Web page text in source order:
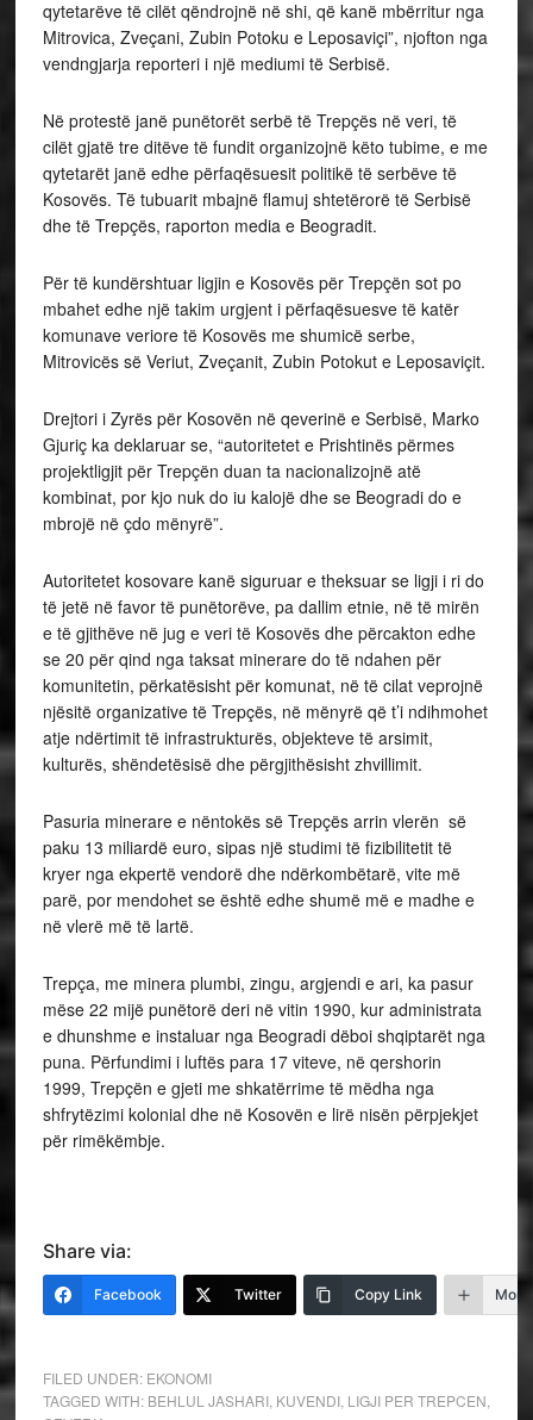
qytetarëve të cilët qëndrojnë në shi, që kanë mbërritur nga
Mitrovica, Zveçani, Zubin Potoku e Leposaviçi”, njofton nga
vendngjarja reporteri i një mediumi të Serbisë.
Në protestë janë punëtorët serbë të Trepçës në veri, të
cilët gjatë tre ditëve të fundit organizojnë këto tubime, e me
qytetarët janë edhe përfaqësuesit politikë të serbëve të
Kosovës. Të tubuarit mbajnë flamuj shtetërorë të Serbisë
dhe të Trepçës, raporton media e Beogradit.
Për të kundërshtuar ligjin e Kosovës për Trepçën sot po
mbahet edhe një takim urgjent i përfaqësuesve të katër
komunave veriore të Kosovës me shumicë serbe,
Mitrovicës së Veriut, Zveçanit, Zubin Potokut e Leposaviçit.
Drejtori i Zyrës për Kosovën në qeverinë e Serbisë, Marko
Gjuriç ka deklaruar se, “autoritetet e Prishtinës përmes
projektligjit për Trepçën duan ta nacionalizojnë atë
kombinat, por kjo nuk do iu kalojë dhe se Beogradi do e
mbrojë në çdo mënyrë”.
Autoritetet kosovare kanë siguruar e theksuar se ligji i ri do
të jetë në favor të punëtorëve, pa dallim etnie, në të mirën
e të gjithëve në jug e veri të Kosovës dhe përcakton edhe
se 20 për qind nga taksat minerare do të ndahen për
komunitetin, përkatësisht për komunat, në të cilat veprojnë
njësitë organizative të Trepçës, në mënyrë që t’i ndihmohet
atje ndërtimit të infrastrukturës, objekteve të arsimit,
kulturës, shëndetësisë dhe përgjithësisht zhvillimit.
Pasuria minerare e nëntokës së Trepçës arrin vlerën së
paku 13 miliardë euro, sipas një studimi të fizibilitetit të
kryer nga ekpertë vendorë dhe ndërkombëtarë, vite më
parë, por mendohet se është edhe shumë më e madhe e
në vlerë më të lartë.
Trepça, me minera plumbi, zingu, argjendi e ari, ka pasur
mëse 22 mijë punëtorë deri në vitin 1990, kur administrata
e dhunshme e instaluar nga Beogradi dëboi shqiptarët nga
puna. Përfundimi i luftës para 17 viteve, në qershorin
1999, Trepçën e gjeti me shkatërrime të mëdha nga
shfrytëzimi kolonial dhe në Kosovën e lirë nisën përpjekjet
për rimëkëmbje.
Share via:
Facebook Twitter Copy Link More
FILED UNDER: EKONOMI
TAGGED WITH: BEHLUL JASHARI, KUVENDI, LIGJI PER TREPCEN